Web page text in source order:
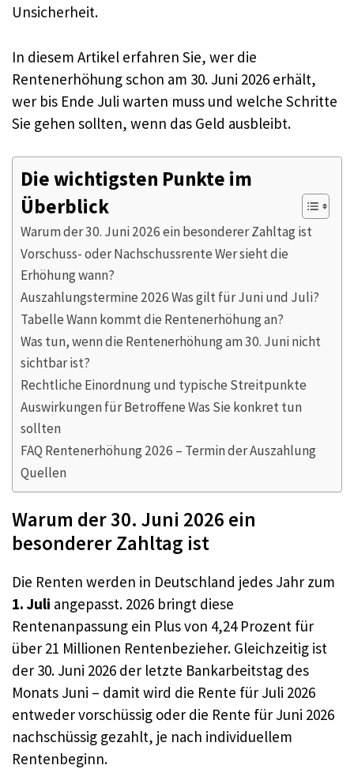
Unsicherheit.
In diesem Artikel erfahren Sie, wer die
Rentenerhöhung schon am 30. Juni 2026 erhält,
wer bis Ende Juli warten muss und welche Schritte
Sie gehen sollten, wenn das Geld ausbleibt.
Die wichtigsten Punkte im
Überblick
Warum der 30. Juni 2026 ein besonderer Zahltag ist
Vorschuss- oder Nachschussrente Wer sieht die
Erhöhung wann?
Auszahlungstermine 2026 Was gilt für Juni und Juli?
Tabelle Wann kommt die Rentenerhöhung an?
Was tun, wenn die Rentenerhöhung am 30. Juni nicht
sichtbar ist?
Rechtliche Einordnung und typische Streitpunkte
Auswirkungen für Betroffene Was Sie konkret tun
sollten
FAQ Rentenerhöhung 2026 – Termin der Auszahlung
Quellen
Warum der 30. Juni 2026 ein
besonderer Zahltag ist
Die Renten werden in Deutschland jedes Jahr zum
1. Juli angepasst. 2026 bringt diese
Rentenanpassung ein Plus von 4,24 Prozent für
über 21 Millionen Rentenbezieher. Gleichzeitig ist
der 30. Juni 2026 der letzte Bankarbeitstag des
Monats Juni – damit wird die Rente für Juli 2026
entweder vorschüssig oder die Rente für Juni 2026
nachschüssig gezahlt, je nach individuellem
Rentenbeginn.